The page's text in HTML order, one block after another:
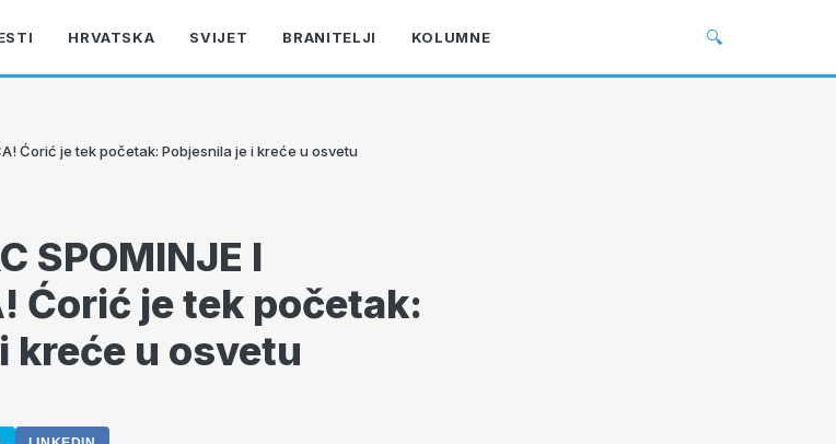
HRVATSKA SVIJET BRANITELJI KOLUMNE 🔍
Ćorić je tek početak: Pobjesnila je i kreće u osvetu
SPOMINJE I
Ćorić je tek početak:
kreće u osvetu